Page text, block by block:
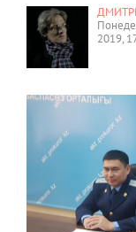
2019,